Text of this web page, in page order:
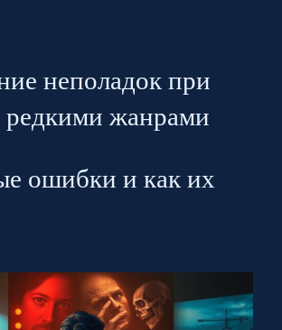
неполадок при
редкими жанрами
ошибки и как их